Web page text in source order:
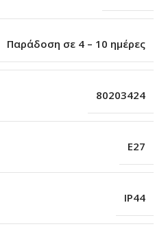
Παράδοση σε 4 – 10 ημέρες
80203424
Ε27
IP44